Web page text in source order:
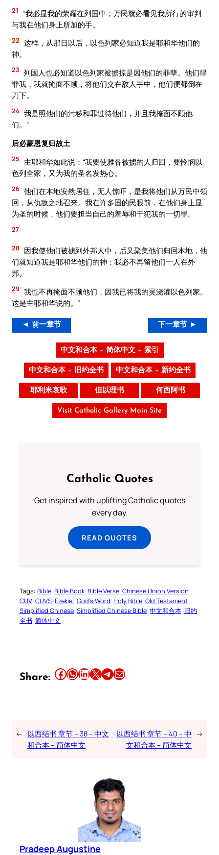
21
“我必显我的荣耀在列国中；万民就必看见我所行的审判
与我在他们身上所加的手。
22 这样，从那日以后，以色列家必知道我是耶和华他们的
神。
23 列国人也必知道以色列家被掳掠是因他们的罪孽。他们得
罪我，我就掩面不顾，将他们交在敌人手中，他们便都倒在
刀下。
24 我是照他们的污秽和罪过待他们，并且我掩面不顾他
们。”
后必蒙恩复归故土
25
主耶和华如此说：“我要使雅各被掳的人归回，要怜悯以
色列全家，又为我的圣名发热心。
26 他们在本地安然居住，无人惊吓，是我将他们从万民中领
回，从仇敌之地召来。我在许多国的民眼前，在他们身上显
为圣的时候，他们要担当自己的羞辱和干犯我的一切罪。
27
28
因我使他们被掳到外邦人中，后又聚集他们归回本地，他
们就知道我是耶和华他们的神；我必不再留他们一人在外
邦。
29 我也不再掩面不顾他们，因我已将我的灵浇灌以色列家。
这是主耶和华说的。”
◄ 前一章节 下一章节 ►
中文和合本 – 简体中文 – 索引
中文和合本 – 旧约全书 中文和合本 – 新约全书
耶利米哀歌 但以理书 何西阿书
Visit Catholic Gallery Main Site
Catholic Quotes
Get inspired with uplifting Catholic quotes
every day.
READ QUOTES
Tags: Bible Bible Book Bible Verse Chinese Union Version
CUV CUVS Ezekiel God’s Word Holy Bible Old Testament
Simplified Chinese Simplified Chinese Bible 中文和合本 旧约
全书 简体中文
Share: Share this article on Facebook Share this article on WhatsApp Share this article on LinkedIn Share this article on X Share this article on TelegramEmail this Article
← 以西结书 章节 – 38 – 中文
和合本 – 简体中文
以西结书 章节 – 40 – 中
文和合本 – 简体中文
→
Pradeep Augustine